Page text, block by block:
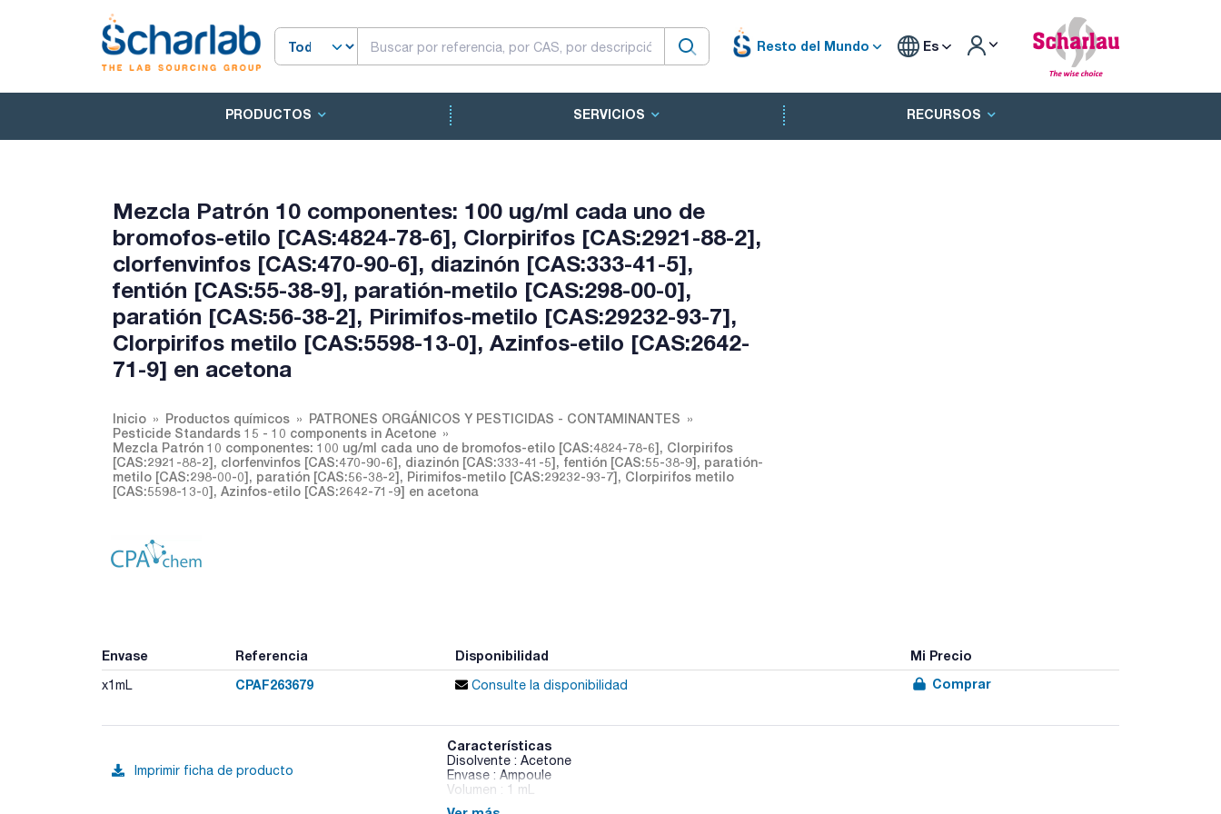
Resto del Mundo Es
PRODUCTOS SERVICIOS RECURSOS
Mezcla Patrón 10 componentes: 100 ug/ml cada uno de
bromofos-etilo [CAS:4824-78-6], Clorpirifos [CAS:2921-88-2],
clorfenvinfos [CAS:470-90-6], diazinón [CAS:333-41-5],
fentión [CAS:55-38-9], paratión-metilo [CAS:298-00-0],
paratión [CAS:56-38-2], Pirimifos-metilo [CAS:29232-93-7],
Clorpirifos metilo [CAS:5598-13-0], Azinfos-etilo [CAS:2642-
71-9] en acetona
Inicio Productos químicos
PATRONES ORGÁNICOS Y PESTICIDAS - CONTAMINANTES
Pesticide Standards 15 - 10 components in Acetone
Mezcla Patrón 10 componentes: 100 ug/ml cada uno de bromofos-etilo [CAS:4824-78-6], Clorpirifos
[CAS:2921-88-2], clorfenvinfos [CAS:470-90-6], diazinón [CAS:333-41-5], fentión [CAS:55-38-9], paratión-
metilo [CAS:298-00-0], paratión [CAS:56-38-2], Pirimifos-metilo [CAS:29232-93-7], Clorpirifos metilo
[CAS:5598-13-0], Azinfos-etilo [CAS:2642-71-9] en acetona
Envase Referencia Disponibilidad Mi Precio
x1mL CPAF263679 Consulte la disponibilidad Comprar
Imprimir ficha de producto
Características
Disolvente : Acetone
Envase : Ampoule
Volumen : 1 mL